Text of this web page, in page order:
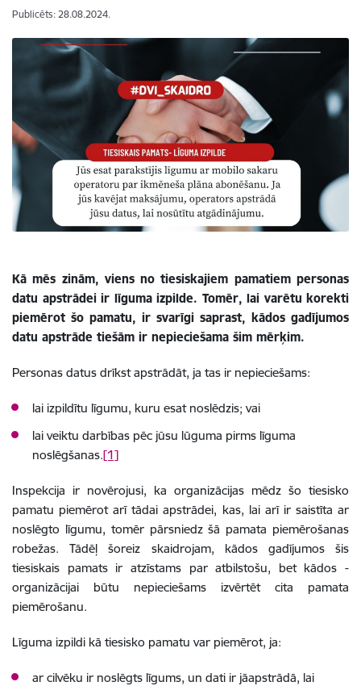
Publicēts: 28.08.2024.
Kā mēs zinām, viens no tiesiskajiem pamatiem personas
datu apstrādei ir līguma izpilde. Tomēr, lai varētu korekti
piemērot šo pamatu, ir svarīgi saprast, kādos gadījumos
datu apstrāde tiešām ir nepieciešama šim mērķim.
Personas datus drīkst apstrādāt, ja tas ir nepieciešams:
lai izpildītu līgumu, kuru esat noslēdzis; vai
lai veiktu darbības pēc jūsu lūguma pirms līguma
noslēgšanas.[1]
Inspekcija ir novērojusi, ka organizācijas mēdz šo tiesisko
pamatu piemērot arī tādai apstrādei, kas, lai arī ir saistīta ar
noslēgto līgumu, tomēr pārsniedz šā pamata piemērošanas
robežas. Tādēļ šoreiz skaidrojam, kādos gadījumos šis
tiesiskais pamats ir atzīstams par atbilstošu, bet kādos -
organizācijai būtu nepieciešams izvērtēt cita pamata
piemērošanu.
Līguma izpildi kā tiesisko pamatu var piemērot, ja:
ar cilvēku ir noslēgts līgums, un dati ir jāapstrādā, lai